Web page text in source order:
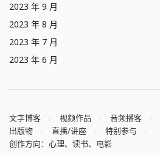
2023 年 9 月
2023 年 8 月
2023 年 7 月
2023 年 6 月
文字博客 视频作品 音频播客
出版物
直播/讲座
特别参与
创作方向：心理、读书、电影